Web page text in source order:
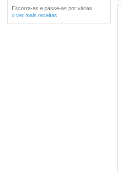
Escorra-as e passe-as por várias ...
» ver mais receitas